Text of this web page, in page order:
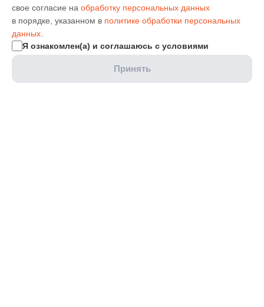
свое согласие на обработку персональных данных
в порядке, указанном в политике обработки персональных
данных
Я ознакомлен(а) и соглашаюсь с условиями
Принять